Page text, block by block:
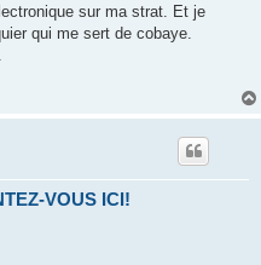
sur ma strat. Et je
qui me sert de cobaye.
VOUS ICI!